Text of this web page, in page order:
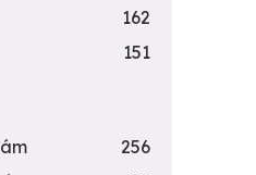
162
151
256